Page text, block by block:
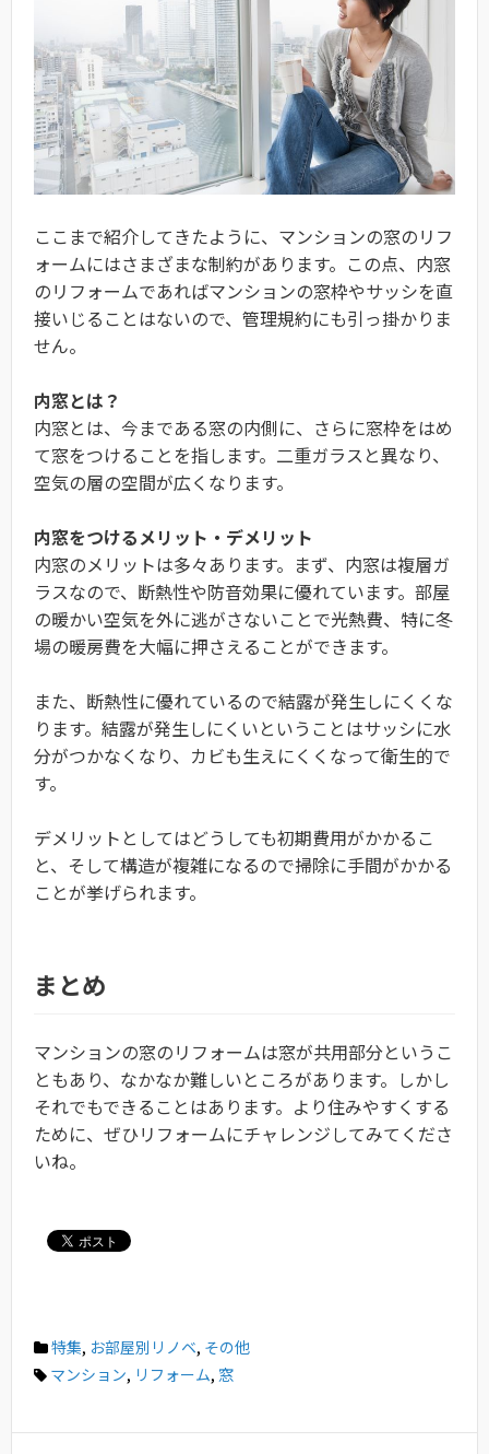
ここまで紹介してきたように、マンションの窓のリフ
ォームにはさまざまな制約があります。この点、内窓
のリフォームであればマンションの窓枠やサッシを直
接いじることはないので、管理規約にも引っ掛かりま
せん。
内窓とは？
内窓とは、今まである窓の内側に、さらに窓枠をはめ
て窓をつけることを指します。二重ガラスと異なり、
空気の層の空間が広くなります。
内窓をつけるメリット・デメリット
内窓のメリットは多々あります。まず、内窓は複層ガ
ラスなので、断熱性や防音効果に優れています。部屋
の暖かい空気を外に逃がさないことで光熱費、特に冬
場の暖房費を大幅に押さえることができます。
また、断熱性に優れているので結露が発生しにくくな
ります。結露が発生しにくいということはサッシに水
分がつかなくなり、カビも生えにくくなって衛生的で
す。
デメリットとしてはどうしても初期費用がかかるこ
と、そして構造が複雑になるので掃除に手間がかかる
ことが挙げられます。
まとめ
マンションの窓のリフォームは窓が共用部分というこ
ともあり、なかなか難しいところがあります。しかし
それでもできることはあります。より住みやすくする
ために、ぜひリフォームにチャレンジしてみてくださ
いね。
特集, お部屋別リノベ, その他
マンション, リフォーム, 窓